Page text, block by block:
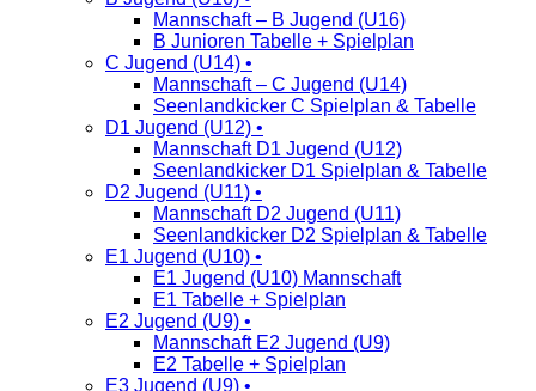
Mannschaft – B Jugend (U16)
B Junioren Tabelle + Spielplan
C Jugend (U14) •
Mannschaft – C Jugend (U14)
Seenlandkicker C Spielplan & Tabelle
D1 Jugend (U12) •
Mannschaft D1 Jugend (U12)
Seenlandkicker D1 Spielplan & Tabelle
D2 Jugend (U11) •
Mannschaft D2 Jugend (U11)
Seenlandkicker D2 Spielplan & Tabelle
E1 Jugend (U10) •
E1 Jugend (U10) Mannschaft
E1 Tabelle + Spielplan
E2 Jugend (U9) •
Mannschaft E2 Jugend (U9)
E2 Tabelle + Spielplan
E3 Jugend (U9) •